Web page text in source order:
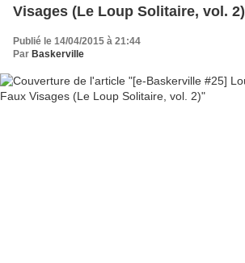
Visages (Le Loup Solitaire, vol. 2)
Publié le 14/04/2015 à 21:44
Par Baskerville